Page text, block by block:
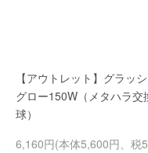
【アウトレット】グラッ
グロー150W（メタハラ交
球）
6,160円(本体5,600円、税